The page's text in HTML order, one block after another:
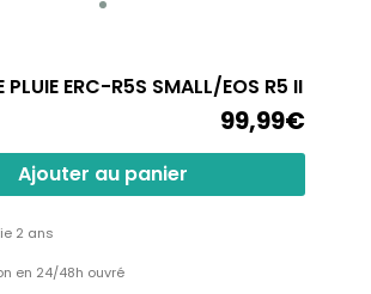
PLUIE ERC-R5S SMALL/EOS R5 II
99,99€
Ajouter au panier
2 ans
en 24/48h ouvré